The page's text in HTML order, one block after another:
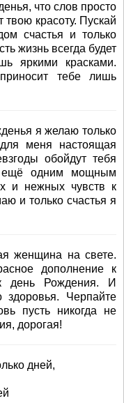
что слов просто
красоту. Пускай
счастья и только
жизнь всегда будет
яркими красками.
тебе лишь
я желаю только
меня настоящая
обойдут тебя
ещё одним мощным
и нежных чувств к
и только счастья я
женщина на свете.
дополнение к
день Рождения. И
здоровья. Черпайте
пусть никогда не
дорогая!
дней,